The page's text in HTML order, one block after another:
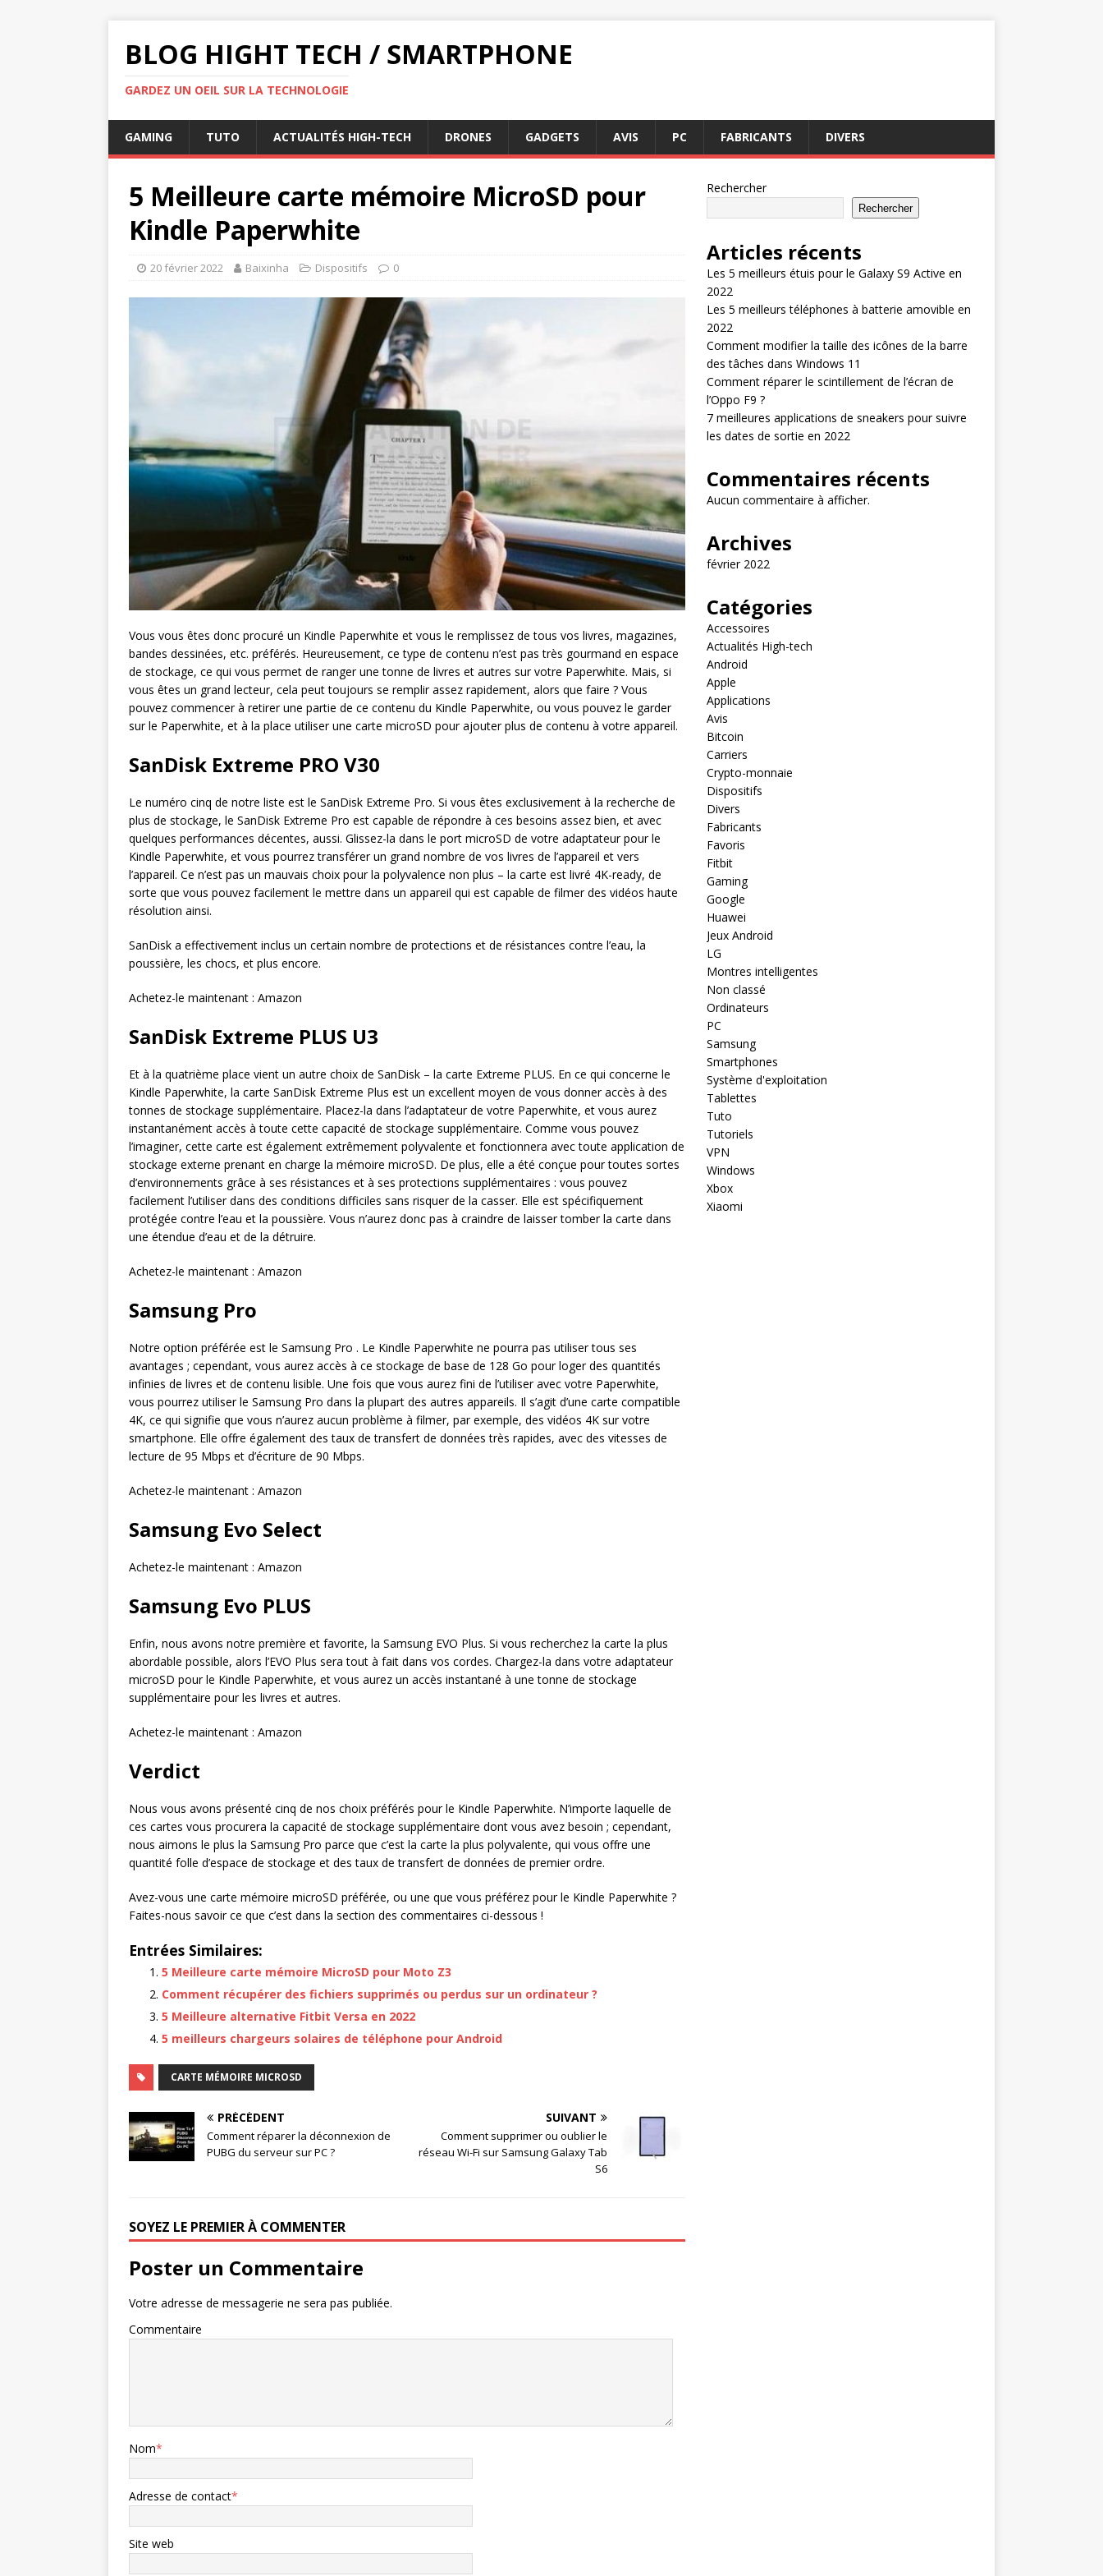
BLOG HIGHT TECH / SMARTPHONE
GARDEZ UN OEIL SUR LA TECHNOLOGIE
GAMING TUTO ACTUALITÉS HIGH-TECH DRONES GADGETS AVIS PC FABRICANTS DIVERS
5 Meilleure carte mémoire MicroSD pour
Kindle Paperwhite
20 février 2022 Baixinha Dispositifs 0
Vous vous êtes donc procuré un Kindle Paperwhite et vous le remplissez de tous vos livres, magazines,
bandes dessinées, etc. préférés. Heureusement, ce type de contenu n’est pas très gourmand en espace
de stockage, ce qui vous permet de ranger une tonne de livres et autres sur votre Paperwhite. Mais, si
vous êtes un grand lecteur, cela peut toujours se remplir assez rapidement, alors que faire ? Vous
pouvez commencer à retirer une partie de ce contenu du Kindle Paperwhite, ou vous pouvez le garder
sur le Paperwhite, et à la place utiliser une carte microSD pour ajouter plus de contenu à votre appareil.
SanDisk Extreme PRO V30
Le numéro cinq de notre liste est le SanDisk Extreme Pro. Si vous êtes exclusivement à la recherche de
plus de stockage, le SanDisk Extreme Pro est capable de répondre à ces besoins assez bien, et avec
quelques performances décentes, aussi. Glissez-la dans le port microSD de votre adaptateur pour le
Kindle Paperwhite, et vous pourrez transférer un grand nombre de vos livres de l’appareil et vers
l’appareil. Ce n’est pas un mauvais choix pour la polyvalence non plus – la carte est livré 4K-ready, de
sorte que vous pouvez facilement le mettre dans un appareil qui est capable de filmer des vidéos haute
résolution ainsi.
SanDisk a effectivement inclus un certain nombre de protections et de résistances contre l’eau, la
poussière, les chocs, et plus encore.
Achetez-le maintenant : Amazon
SanDisk Extreme PLUS U3
Et à la quatrième place vient un autre choix de SanDisk – la carte Extreme PLUS. En ce qui concerne le
Kindle Paperwhite, la carte SanDisk Extreme Plus est un excellent moyen de vous donner accès à des
tonnes de stockage supplémentaire. Placez-la dans l’adaptateur de votre Paperwhite, et vous aurez
instantanément accès à toute cette capacité de stockage supplémentaire. Comme vous pouvez
l’imaginer, cette carte est également extrêmement polyvalente et fonctionnera avec toute application de
stockage externe prenant en charge la mémoire microSD. De plus, elle a été conçue pour toutes sortes
d’environnements grâce à ses résistances et à ses protections supplémentaires : vous pouvez
facilement l’utiliser dans des conditions difficiles sans risquer de la casser. Elle est spécifiquement
protégée contre l’eau et la poussière. Vous n’aurez donc pas à craindre de laisser tomber la carte dans
une étendue d’eau et de la détruire.
Achetez-le maintenant : Amazon
Samsung Pro
Notre option préférée est le Samsung Pro . Le Kindle Paperwhite ne pourra pas utiliser tous ses
avantages ; cependant, vous aurez accès à ce stockage de base de 128 Go pour loger des quantités
infinies de livres et de contenu lisible. Une fois que vous aurez fini de l’utiliser avec votre Paperwhite,
vous pourrez utiliser le Samsung Pro dans la plupart des autres appareils. Il s’agit d’une carte compatible
4K, ce qui signifie que vous n’aurez aucun problème à filmer, par exemple, des vidéos 4K sur votre
smartphone. Elle offre également des taux de transfert de données très rapides, avec des vitesses de
lecture de 95 Mbps et d’écriture de 90 Mbps.
Achetez-le maintenant : Amazon
Samsung Evo Select
Achetez-le maintenant : Amazon
Samsung Evo PLUS
Enfin, nous avons notre première et favorite, la Samsung EVO Plus. Si vous recherchez la carte la plus
abordable possible, alors l’EVO Plus sera tout à fait dans vos cordes. Chargez-la dans votre adaptateur
microSD pour le Kindle Paperwhite, et vous aurez un accès instantané à une tonne de stockage
supplémentaire pour les livres et autres.
Achetez-le maintenant : Amazon
Verdict
Nous vous avons présenté cinq de nos choix préférés pour le Kindle Paperwhite. N’importe laquelle de
ces cartes vous procurera la capacité de stockage supplémentaire dont vous avez besoin ; cependant,
nous aimons le plus la Samsung Pro parce que c’est la carte la plus polyvalente, qui vous offre une
quantité folle d’espace de stockage et des taux de transfert de données de premier ordre.
Avez-vous une carte mémoire microSD préférée, ou une que vous préférez pour le Kindle Paperwhite ?
Faites-nous savoir ce que c’est dans la section des commentaires ci-dessous !
Entrées Similaires:
5 Meilleure carte mémoire MicroSD pour Moto Z3
Comment récupérer des fichiers supprimés ou perdus sur un ordinateur ?
5 Meilleure alternative Fitbit Versa en 2022
5 meilleurs chargeurs solaires de téléphone pour Android
CARTE MÉMOIRE MICROSD
PRÉCÉDENT
Comment réparer la déconnexion de
PUBG du serveur sur PC ?
SUIVANT
Comment supprimer ou oublier le
réseau Wi-Fi sur Samsung Galaxy Tab
S6
SOYEZ LE PREMIER À COMMENTER
Poster un Commentaire
Votre adresse de messagerie ne sera pas publiée.
Commentaire
Nom*
Adresse de contact*
Site web
Rechercher
Rechercher
Articles récents
Les 5 meilleurs étuis pour le Galaxy S9 Active en
2022
Les 5 meilleurs téléphones à batterie amovible en
2022
Comment modifier la taille des icônes de la barre
des tâches dans Windows 11
Comment réparer le scintillement de l’écran de
l’Oppo F9 ?
7 meilleures applications de sneakers pour suivre
les dates de sortie en 2022
Commentaires récents
Aucun commentaire à afficher.
Archives
février 2022
Catégories
Accessoires
Actualités High-tech
Android
Apple
Applications
Avis
Bitcoin
Carriers
Crypto-monnaie
Dispositifs
Divers
Fabricants
Favoris
Fitbit
Gaming
Google
Huawei
Jeux Android
LG
Montres intelligentes
Non classé
Ordinateurs
PC
Samsung
Smartphones
Système d'exploitation
Tablettes
Tuto
Tutoriels
VPN
Windows
Xbox
Xiaomi